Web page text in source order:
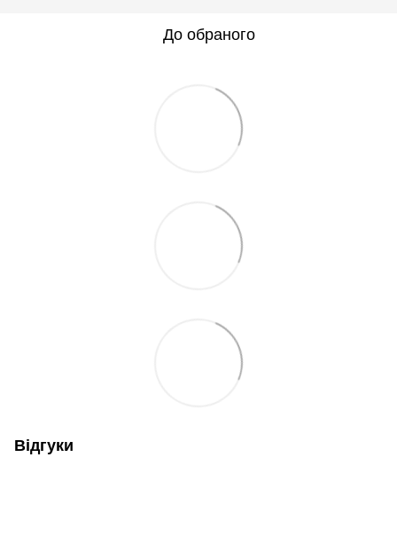
До обраного
Відгуки